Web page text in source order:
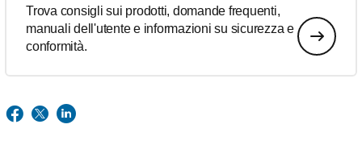
Trova consigli sui prodotti, domande frequenti,
manuali dell'utente e informazioni su sicurezza e
conformità.